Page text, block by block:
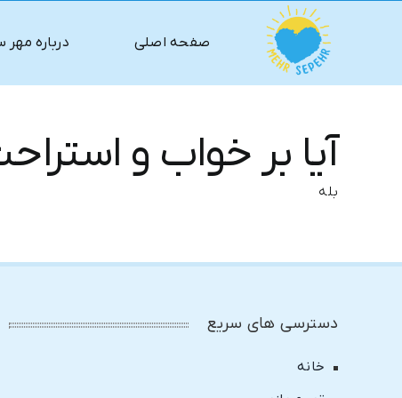
صفحه اصلی درباره مهر
آیا بر خواب و
بله
دسترسی های سریع
خانه